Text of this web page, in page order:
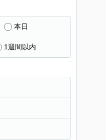
本日
1週間以内